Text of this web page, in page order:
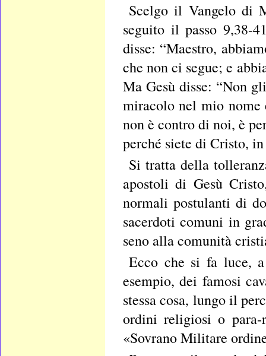
Scelgo il Vangelo di
seguito il passo 9,38-
disse: “Maestro,
che non ci segue; e
Ma Gesù disse: “Non
miracolo nel mio nome
non è contro di noi, è
perché siete di Cristo,
Si tratta della
apostoli di Gesù
normali postulanti di
sacerdoti comuni in
seno alla comunità
Ecco che si fa luce,
esempio, dei famosi
stessa cosa, lungo il
ordini religiosi o para-
«Sovrano Militare